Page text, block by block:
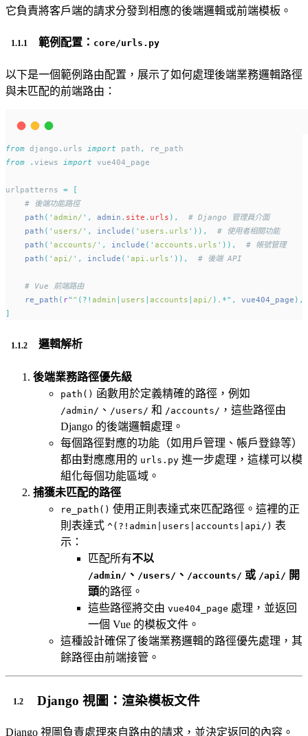
它負責將客戶端的請求分發到相應的後端邏輯或前端模板。
範例配置： core/urls.py
以下是一個範例路由配置，展示了如何處理後端業務邏輯路徑
與未匹配的前端路由：
from django . urls import path ,
re_path
from
. views import vue404_page
urlpatterns =
[
# 後端功能路徑
path ( ' admin/ ' , admin . site . urls ),
# Django 管理員介面
path ( ' users/ ' , include ( ' users.urls ' )),
# 使用者相關功能
path ( ' accounts/ ' , include ( ' accounts.urls ' )),
# 帳號管理
path ( ' api/ ' , include ( ' api.urls ' )), # 後端 API
# Vue 前端路由
re_path ( r"^ (?! admin users accounts api/ ) . *" , vue404_page ),
]
邏輯解析
後端業務路徑優先級
path() 函數用於定義精確的路徑，例如
/admin/ 、 /users/ 和 /accounts/ ，這些路徑由
Django 的後端邏輯處理。
每個路徑對應的功能（如用戶管理、帳戶登錄等）
都由對應應用的 urls.py 進一步處理，這樣可以模
組化每個功能區域。
捕獲未匹配的路徑
re_path() 使用正則表達式來匹配路徑。這裡的正
則表達式 ^(?!admin|users|accounts|api/) 表
示：
匹配所有不以
/admin/ 、 /users/ 、 /accounts/ 或 /api/ 開
頭的路徑。
這些路徑將交由 vue404_page 處理，並返回
一個 Vue 的模板文件。
這種設計確保了後端業務邏輯的路徑優先處理，其
餘路徑由前端接管。
Django 視圖：渲染模板文件
Django 視圖負責處理來自路由的請求，並決定返回的內容。